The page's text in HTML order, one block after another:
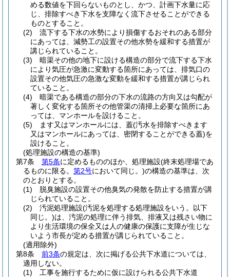
める数値を下回らないものとし、かつ、計画下水量に応
じ、排除すべき下水を支障なく流下させることができる
ものとすること。
(2)
流下する下水の水勢により損傷するおそれのある部分
にあっては、減勢工の設置その他水勢を緩和する措置が
講じられていること。
(3)
暗渠その他の地下に設ける構造の部分で流下する下水
により気圧が急激に変動する箇所にあっては、排気口の
設置その他気圧の急激な変動を緩和する措置が講じられ
ていること。
(4)
暗渠である構造の部分の下水の流路の方向又は勾配が
著しく変化する箇所その他管渠の清掃上必要な箇所にあ
っては、マンホールを設けること。
(5)
ます又はマンホールには、蓋(汚水を排除すべきます
又はマンホールにあっては、密閉することができる蓋)を
設けること。
(処理施設の構造の基準)
第7条
第5条に定めるもののほか、処理施設(終末処理場であ
るものに限る。 第2号において同じ。)の構造の基準は、次
のとおりとする。
(1)
脱臭施設の設置その他臭気の発散を防止する措置が講
じられていること。
(2)
汚泥処理施設(汚泥を処理する処理施設をいう。以下
同じ。)は、汚泥の処理に伴う排気、排液又は残さい物に
より生活環境の保全又は人の健康の保護に支障が生じな
いよう市長が定める措置が講じられていること。
(適用除外)
第8条
前3条の規定は、次に掲げる公共下水道については、
適用しない。
(1)
工事を施行するために仮に設けられる公共下水道